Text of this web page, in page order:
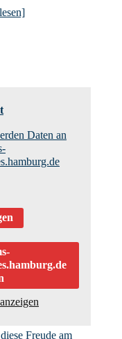
Daten an
Freude am